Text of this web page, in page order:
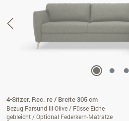
4-Sitzer, Rec. re / Breite 305 cm
Bezug Farsund III Olive / Füsse Eiche
gebleicht / Optional Federkern-Matratze